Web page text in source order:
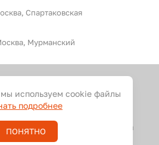
Спартаковская
Мурманский
и разъемов для аудио, видео и
используем cookie файлы
подробнее
ПОНЯТНО